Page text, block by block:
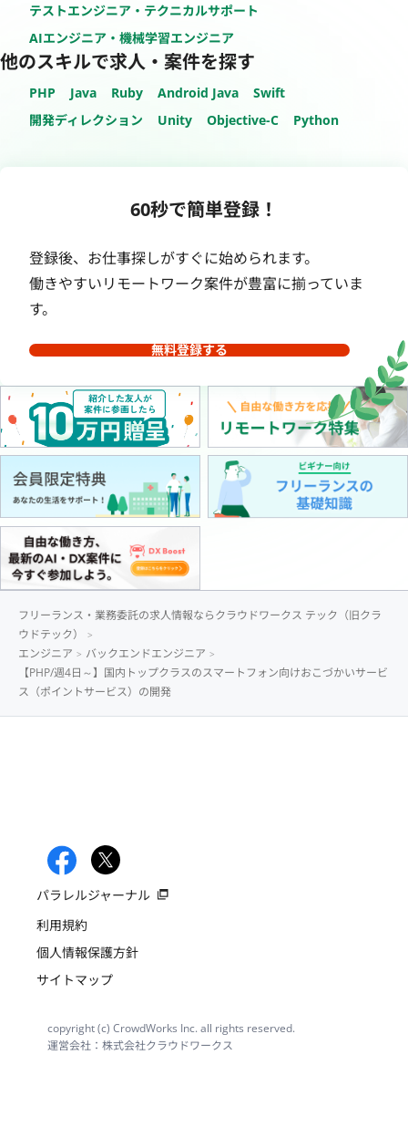
テストエンジニア・テクニカルサポート
AIエンジニア・機械学習エンジニア
他のスキルで求人・案件を探す
PHP Java Ruby Android Java
Swift
開発ディレクション
Unity Objective-C Python
60秒で簡単登録！
登録後、お仕事探しがすぐに始められます。
働きやすいリモートワーク案件が豊富に揃っていま
す。
無料登録する
フリーランス・業務委託の求人情報ならクラウドワークス テック（旧クラ
ウドテック）
エンジニア
バックエンドエンジニア
【PHP/週4日～】国内トップクラスのスマートフォン向けおこづかいサービ
ス（ポイントサービス）の開発
パラレルジャーナル
利用規約
個人情報保護方針
サイトマップ
copyright (c) CrowdWorks Inc. all rights reserved.
運営会社：株式会社クラウドワークス